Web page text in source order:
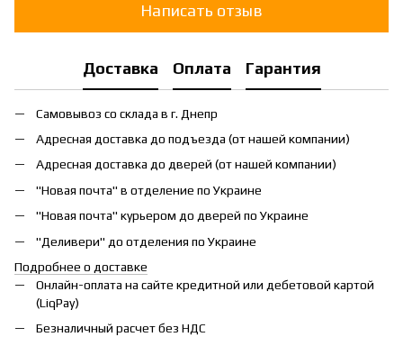
Написать отзыв
Доставка Оплата Гарантия
Самовывоз со склада в г. Днепр
Адресная доставка до подъезда (от нашей компании)
Адресная доставка до дверей (от нашей компании)
"Новая почта" в отделение по Украине
"Новая почта" курьером до дверей по Украине
"Деливери" до отделения по Украине
Подробнее о доставке
Онлайн-оплата на сайте кредитной или дебетовой картой
(LiqPay)
Безналичный расчет без НДС